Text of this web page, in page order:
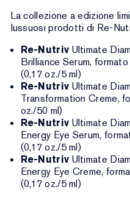
La collezione a edizione
lussuosi prodotti di Re-
Re-Nutriv Ultimate
Brilliance Serum,
(0,17 oz./5 ml)
Re-Nutriv Ultimate
Transformation Creme,
oz./50 ml)
Re-Nutriv Ultimate
Energy Eye Serum,
(0,17 oz./5 ml)
Re-Nutriv Ultimate
Energy Eye Creme,
(0,17 oz./5 ml)